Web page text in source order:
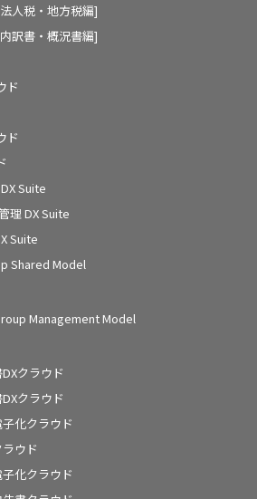
人税・地方税編]
訳書・概況書編]
ド
ド
Suite
理 DX Suite
Suite
Shared Model
Management Model
クラウド
クラウド
化クラウド
ウド
化クラウド